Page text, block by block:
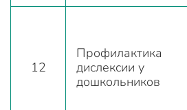
12
Профилактика
дислексии у
дошкольников